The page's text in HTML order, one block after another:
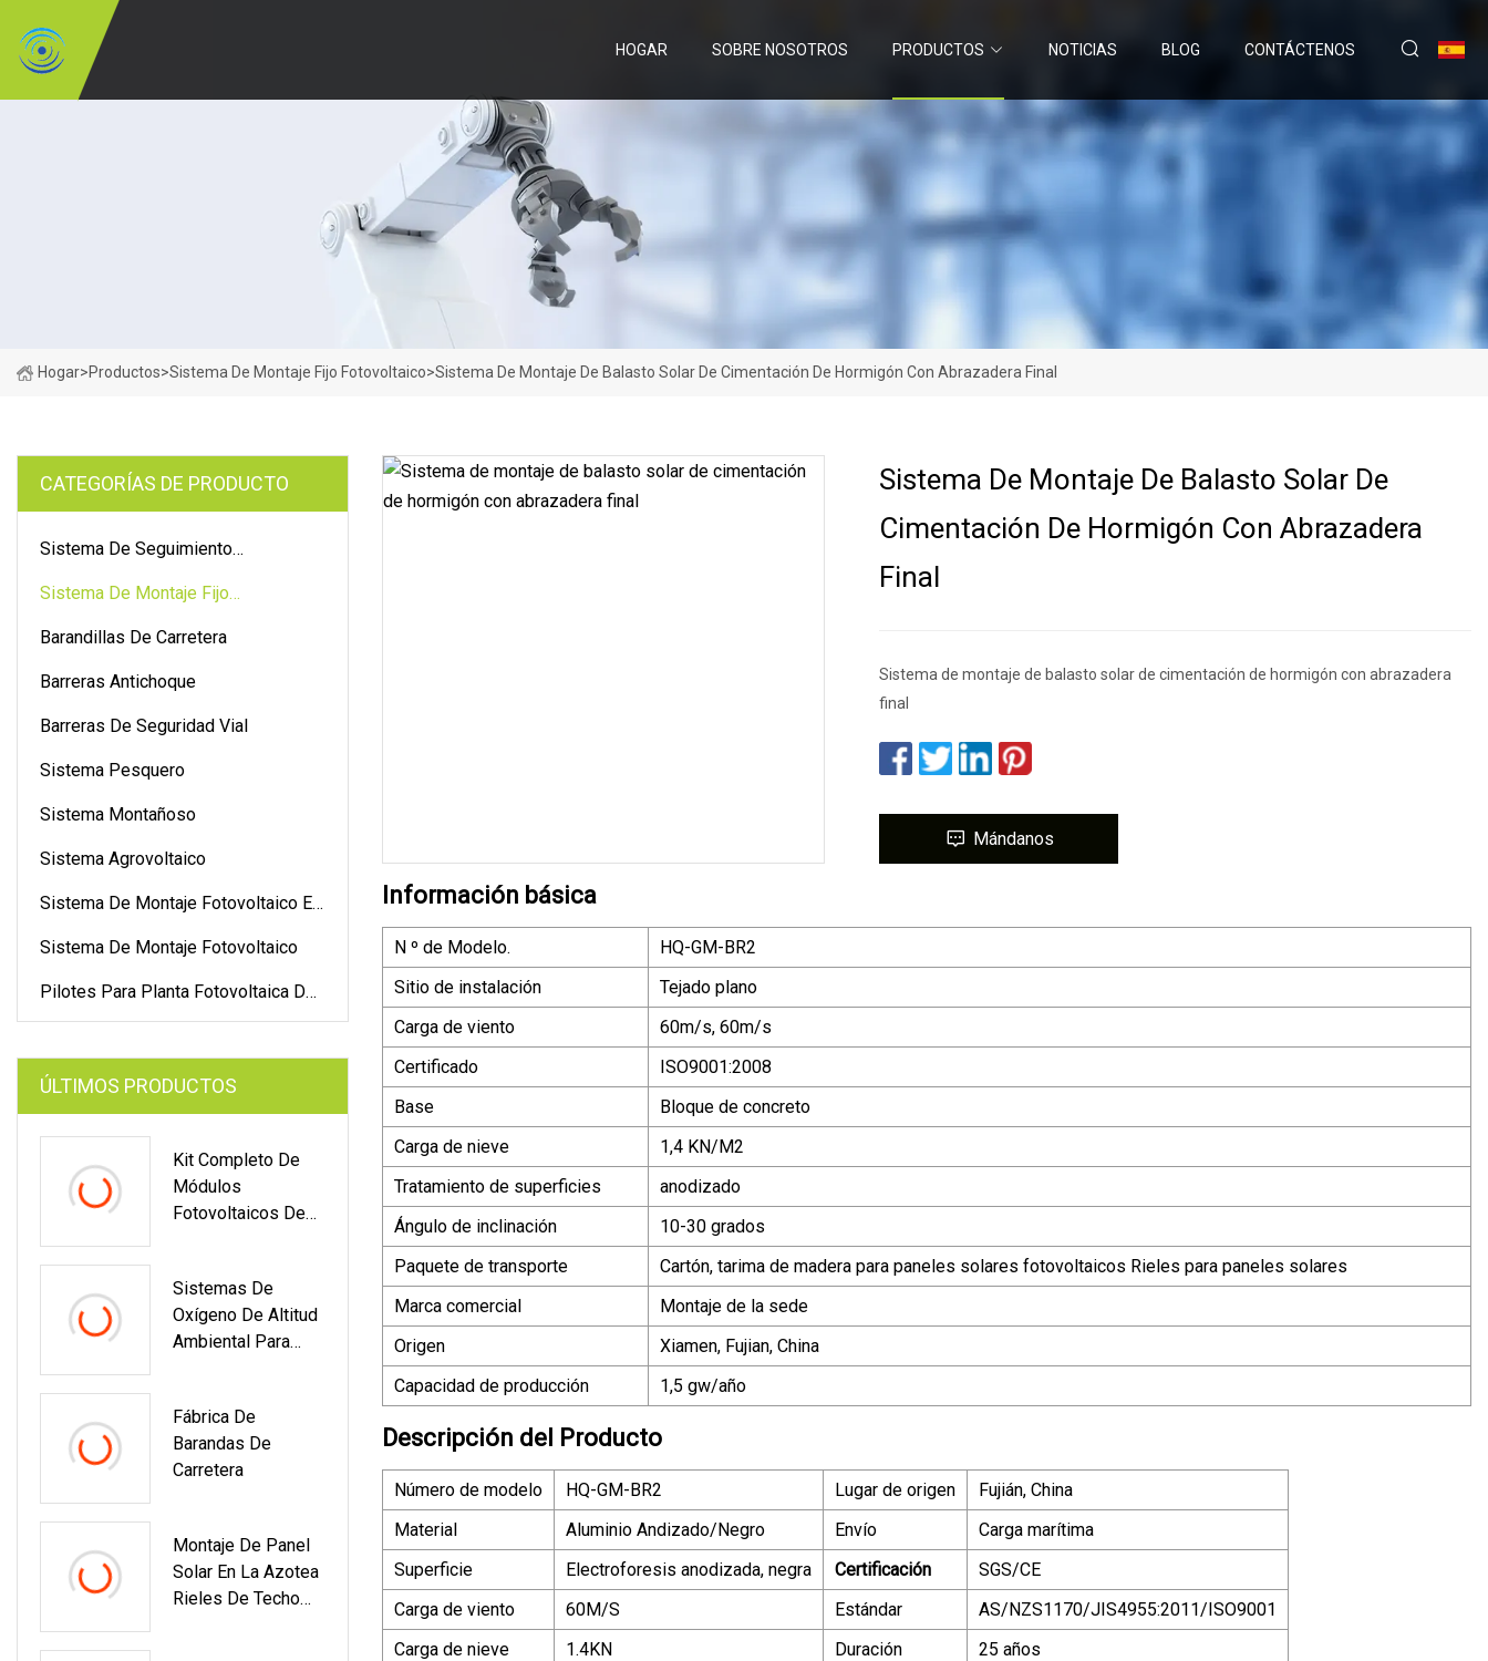
HOGAR SOBRE NOSOTROS PRODUCTOS NOTICIAS BLOG CONTÁCTENOS
Hogar>Productos>Sistema De Montaje Fijo Fotovoltaico>Sistema De Montaje De Balasto Solar De Cimentación De Hormigón Con Abrazadera Final
CATEGORÍAS DE PRODUCTO
Sistema De Seguimiento
Sistema De Montaje Fijo
Barandillas De Carretera
Barreras Antichoque
Barreras De Seguridad Vial
Sistema Pesquero
Sistema Montañoso
Sistema Agrovoltaico
Sistema De Montaje Fotovoltaico En
Sistema De Montaje Fotovoltaico
Pilotes Para Planta Fotovoltaica De
Suelo
ÚLTIMOS PRODUCTOS
Kit Completo De
Módulos
Fotovoltaicos De
Montaje Del
Inversor Growatt,
Batería De Litio
De Panel De
Energía Solar
Conectado A La
Sistemas De
Oxígeno De Altitud
Ambiental Para
Fábrica De
Barandas De
Carretera
Montaje De Panel
Solar En La Azotea
Rieles De Techo
Sistema De Montaje De Balasto Solar De
Cimentación De Hormigón Con Abrazadera
Final
Sistema de montaje de balasto solar de cimentación de hormigón con abrazadera
final
Mándanos
Información básica
N º de Modelo.
HQ-GM-BR2
Sitio de instalación
Tejado plano
Carga de viento
60m/s, 60m/s
Certificado
ISO9001:2008
Base
Bloque de concreto
Carga de nieve
1,4 KN/M2
Tratamiento de superficies
anodizado
Ángulo de inclinación
10-30 grados
Paquete de transporte
Cartón, tarima de madera para paneles solares fotovoltaicos Rieles para paneles solares
Marca comercial
Montaje de la sede
Origen
Xiamen, Fujian, China
Capacidad de producción
1,5 gw/año
Descripción del Producto
Número de modelo HQ-GM-BR2 Lugar de origen
Fujián, China
Material
Aluminio Andizado/Negro Envío
Carga marítima
Superficie
Electroforesis anodizada, negra Certificación
SGS/CE
Carga de viento
60M/S Estándar
AS/NZS1170/JIS4955:2011/ISO9001
Carga de nieve
1.4KN Duración
25 años